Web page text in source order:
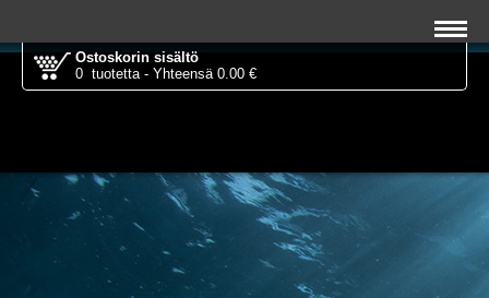
Ostoskorin sisältö
0 tuotetta - Yhteensä 0.00 €